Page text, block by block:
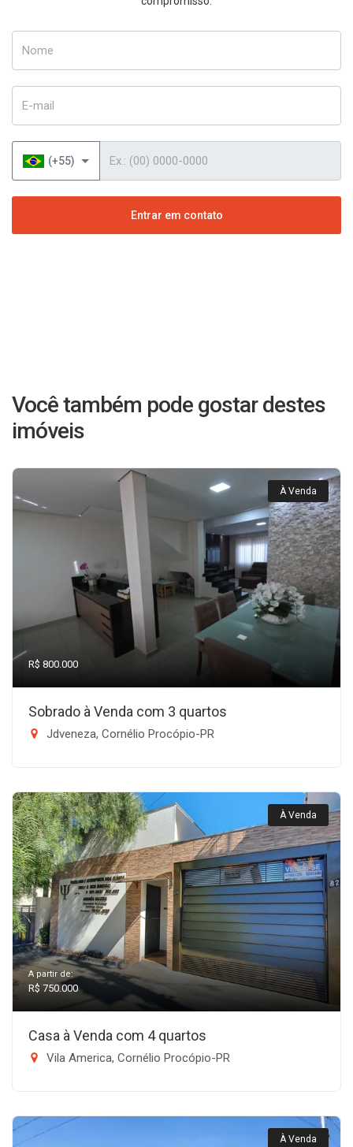
(+55)
Entrar em contato
Você também pode gostar destes
imóveis
À Venda
R$ 800.000
Sobrado à Venda com 3 quartos
Jdveneza, Cornélio Procópio-PR
À Venda
A partir de:
R$ 750.000
Casa à Venda com 4 quartos
Vila America, Cornélio Procópio-PR
À Venda